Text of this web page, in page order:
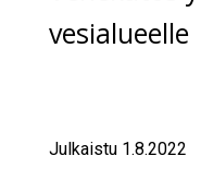
vesialueelle
Julkaistu 1.8.2022